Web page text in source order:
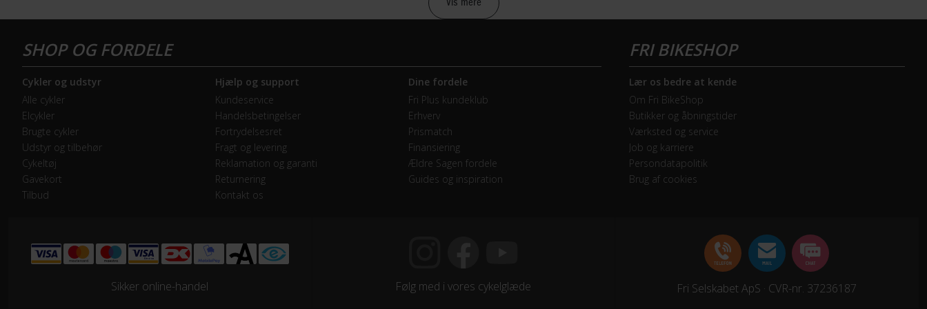
Geargruppe
Geartype
Kranksæt Aluminium sølv 42T
Samlet antal gear
Bike Attitude Fiberbelt 700x40
Vis mere
Cykler og udstyr
Alle cykler
Elcykler
Brugte cykler
Udstyr og tilbehør
Cykeltøj
Gavekort
Tilbud
Hjælp og support
Kundeservice
Handelsbetingelser
Fortrydelsesret
Fragt og levering
Reklamation og garanti
Returnering
Kontakt os
Dine fordele
Fri Plus kundeklub
Erhverv
Prismatch
Finansiering
Ældre Sagen fordele
Guides og inspiration
Lær os bedre at kende
Om Fri BikeShop
Butikker og åbningstider
Værksted og service
Job og karriere
Persondatapolitik
Brug af cookies
Sikker online-handel Følg med i vores cykelglæde Fri Selskabet ApS · CVR-nr. 37236187